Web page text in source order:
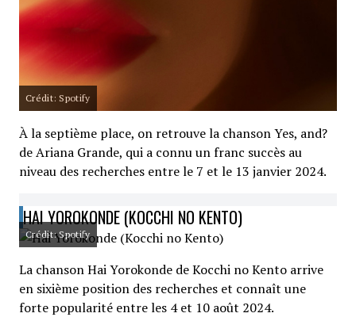
Crédit: Spotify
À la septième place, on retrouve la chanson Yes, and?
de Ariana Grande, qui a connu un franc succès au
niveau des recherches entre le 7 et le 13 janvier 2024.
HAI YOROKONDE (KOCCHI NO KENTO)
Crédit: Spotify
La chanson Hai Yorokonde de Kocchi no Kento arrive
en sixième position des recherches et connaît une
forte popularité entre les 4 et 10 août 2024.